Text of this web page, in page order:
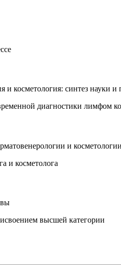
косметология: синтез науки и
диагностики лимфом
и
и косметолога
высшей категории